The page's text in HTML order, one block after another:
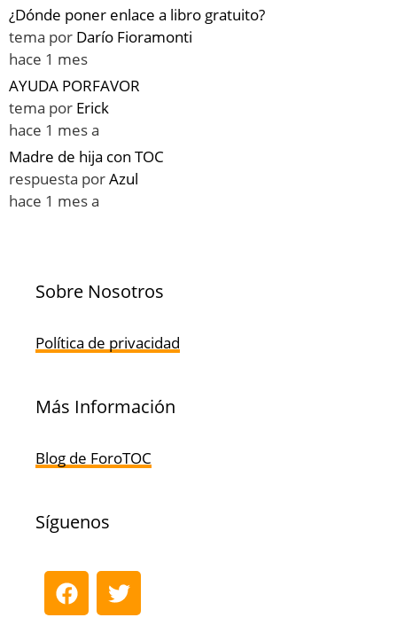
¿Dónde poner enlace a libro gratuito?
tema por Darío Fioramonti
hace 1 mes
AYUDA PORFAVOR
tema por Erick
hace 1 mes a
Madre de hija con TOC
respuesta porAzul
hace 1 mes a
Sobre Nosotros
Política de privacidad
Más Información
Blog de ForoTOC
Síguenos